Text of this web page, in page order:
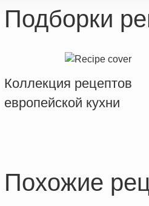
Подборки
Коллекция рецептов
европейской кухни
Похожие